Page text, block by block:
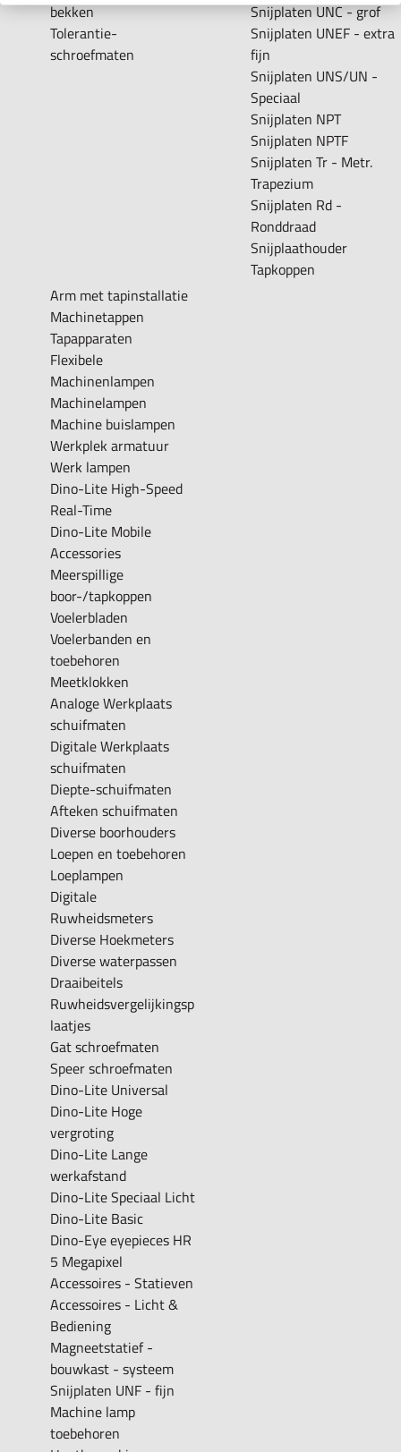
bekken
Tolerantie-
schroefmaten
Snijplaten UNC - grof
Snijplaten UNEF - extra
fijn
Snijplaten UNS/UN -
Speciaal
Snijplaten NPT
Snijplaten NPTF
Snijplaten Tr - Metr.
Trapezium
Snijplaten Rd -
Ronddraad
Snijplaathouder
Tapkoppen
Arm met tapinstallatie
Machinetappen
Tapapparaten
Flexibele
Machinenlampen
Machinelampen
Machine buislampen
Werkplek armatuur
Werk lampen
Dino-Lite High-Speed
Real-Time
Dino-Lite Mobile
Accessories
Meerspillige
boor-/tapkoppen
Voelerbladen
Voelerbanden en
toebehoren
Meetklokken
Analoge Werkplaats
schuifmaten
Digitale Werkplaats
schuifmaten
Diepte-schuifmaten
Afteken schuifmaten
Diverse boorhouders
Loepen en toebehoren
Loeplampen
Digitale
Ruwheidsmeters
Diverse Hoekmeters
Diverse waterpassen
Draaibeitels
Ruwheidsvergelijkingsp
laatjes
Gat schroefmaten
Speer schroefmaten
Dino-Lite Universal
Dino-Lite Hoge
vergroting
Dino-Lite Lange
werkafstand
Dino-Lite Speciaal Licht
Dino-Lite Basic
Dino-Eye eyepieces HR
5 Megapixel
Accessoires - Statieven
Accessoires - Licht &
Bediening
Magneetstatief -
bouwkast - systeem
Snijplaten UNF - fijn
Machine lamp
toebehoren